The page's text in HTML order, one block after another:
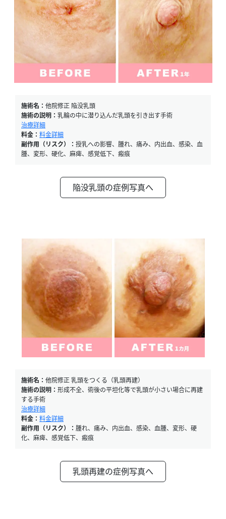
施術名： 他院修正 陥没乳頭
施術の説明： 乳輪の中に潜り込んだ乳頭を引き出す手術
治療詳細
料金： 料金詳細
副作用（リスク）： 授乳への影響、腫れ、痛み、内出血、感染、血
腫、変形、硬化、麻痺、感覚低下、瘢痕
陥没乳頭の症例写真へ
施術名： 他院修正 乳頭をつくる（乳頭再建）
施術の説明： 形成不全、術後の平坦化等で乳頭が小さい場合に再建
する手術
治療詳細
料金： 料金詳細
副作用（リスク）： 腫れ、痛み、内出血、感染、血腫、変形、硬
化、麻痺、感覚低下、瘢痕
乳頭再建の症例写真へ